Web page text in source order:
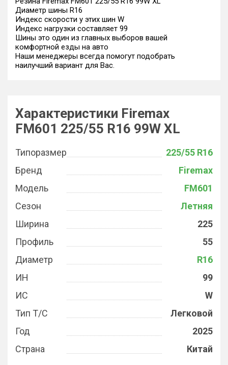
Диаметр шины R16
Индекс скорости у этих шин W
Индекс нагрузки составляет 99
Шины это один из главных выборов вашей
комфортной езды на авто
Наши менеджеры всегда помогут подобрать
наилучший вариант для Вас.
Характеристики Firemax
FM601 225/55 R16 99W XL
Типоразмер
225/55 R16
Бренд
Firemax
Модель
FM601
Сезон
Летняя
Ширина
225
Профиль
55
Диаметр
R16
ИН
99
ИС
W
Тип Т/С
Легковой
Год
2025
Страна
Китай